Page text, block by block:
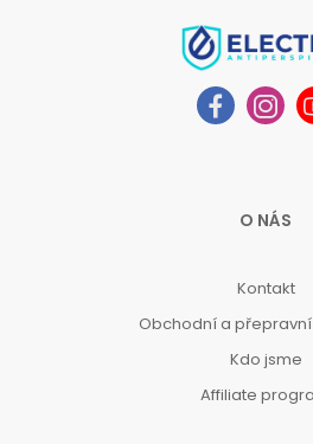
O NÁS
Kontakt
Obchodní a
Kdo jsme
Affiliate